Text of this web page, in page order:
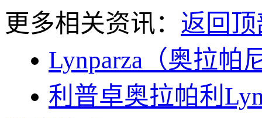
更多相关资讯： 返回顶
Lynparza（奥拉帕
利普卓奥拉帕利